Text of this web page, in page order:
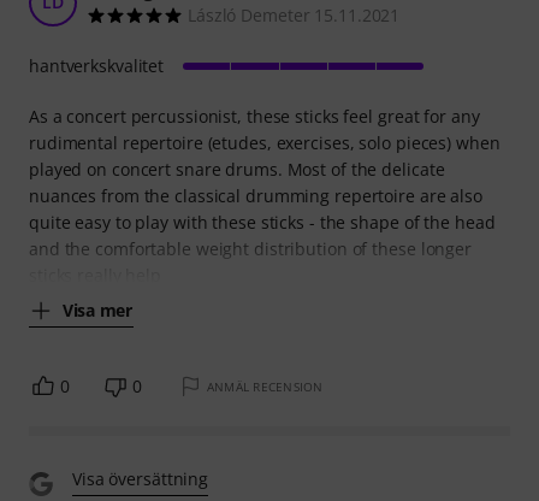
László Demeter 15.11.2021
As a concert percussionist, these sticks feel great for any
rudimental repertoire (etudes, exercises, solo pieces) when
played on concert snare drums. Most of the delicate
nuances from the classical drumming repertoire are also
quite easy to play with these sticks - the shape of the head
and the comfortable weight distribution of these longer
Visa mer
hantverkskvalitet
0 0 ANMÄL RECENSION
Visa översättning